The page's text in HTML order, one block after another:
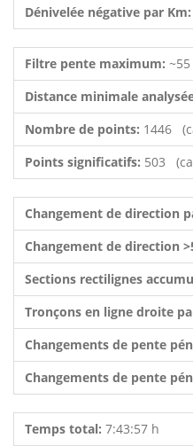
Dénivelée négative par Km:
Filtre pente maximum: ~55
Distance minimale
Nombre de points: 1446
Points significatifs: 503
Changement de direction
Changement de direction
Sections rectilignes
Tronçons en ligne droite
Changements de pente
Changements de pente
Temps total: 7:43:57 h